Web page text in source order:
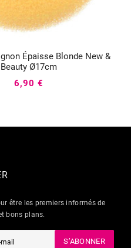
Épaisse Blonde New &
Beauty Ø17cm
 
6,90 €
être les premiers informés de
bons plans.
S’ABONNER